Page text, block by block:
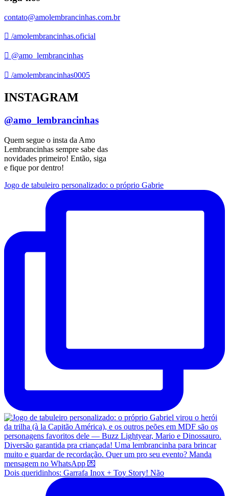
contato@amolembrancinhas.com.br
/amolembrancinhas.oficial
@amo_lembrancinhas
/amolembrancinhas0005
INSTAGRAM
@amo_lembrancinhas
Quem segue o insta da Amo
Lembrancinhas sempre sabe das
novidades primeiro! Então, siga
e fique por dentro!
Jogo de tabuleiro personalizado: o próprio Gabrie
Dois queridinhos: Garrafa Inox + Toy Story! Não